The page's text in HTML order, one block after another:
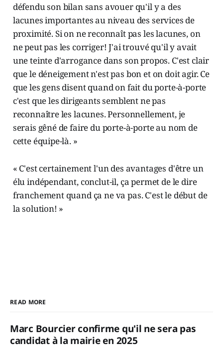
défendu son bilan sans avouer qu'il y a des
lacunes importantes au niveau des services de
proximité. Si on ne reconnaît pas les lacunes, on
ne peut pas les corriger! J'ai trouvé qu'il y avait
une teinte d'arrogance dans son propos. C'est clair
que le déneigement n'est pas bon et on doit agir. Ce
que les gens disent quand on fait du porte-à-porte
c'est que les dirigeants semblent ne pas
reconnaître les lacunes. Personnellement, je
serais gêné de faire du porte-à-porte au nom de
cette équipe-là. »
« C'est certainement l'un des avantages d'être un
élu indépendant, conclut-il, ça permet de le dire
franchement quand ça ne va pas. C'est le début de
la solution! »
READ MORE
Marc Bourcier confirme qu'il ne sera pas
candidat à la mairie en 2025